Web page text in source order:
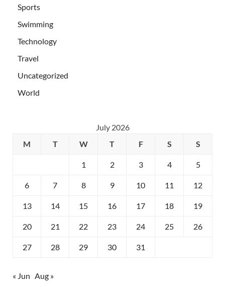
Sports
Swimming
Technology
Travel
Uncategorized
World
July 2026
M
T W T F S S
1 2 3 4 5
6 7 8 9 10 11 12
13 14 15 16 17 18 19
20 21 22 23 24 25 26
27 28 29 30 31
« Jun Aug »